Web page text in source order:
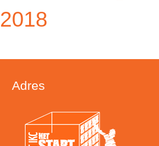
2018
Adres